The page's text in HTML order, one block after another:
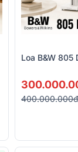
Loa B&W 805
400.000.000đ